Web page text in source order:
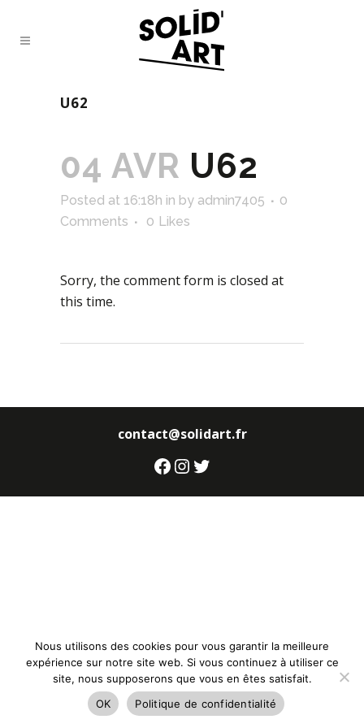
U62
04 AVR U62
Posted at 16:18h in by admin7405
0
Comments
0 Likes
Sorry, the comment form is closed at
this time.
contact@solidart.fr
Facebook
Instagram
Twitter
Nous utilisons des cookies pour vous garantir la meilleure
expérience sur notre site web. Si vous continuez à utiliser ce
site, nous supposerons que vous en êtes satisfait.
OK
Politique de confidentialité